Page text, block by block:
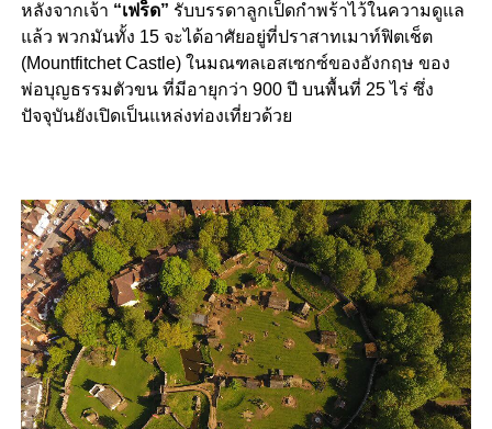
หลังจากเจ้า “เฟร็ด” รับบรรดาลูกเป็ดกำพร้าไว้ในความดูแล
แล้ว พวกมันทั้ง 15 จะได้อาศัยอยู่ที่ปราสาทเมาท์ฟิตเช็ต
(Mountfitchet Castle) ในมณฑลเอสเซกซ์ของอังกฤษ ของ
พ่อบุญธรรมตัวขน ที่มีอายุกว่า 900 ปี บนพื้นที่ 25 ไร่ ซึ่ง
ปัจจุบันยังเปิดเป็นแหล่งท่องเที่ยวด้วย